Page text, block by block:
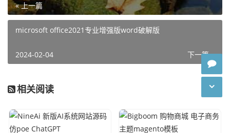
« 上一篇
microsoft office2021专业增强版word破解版
下一篇 »
2024-02-04
相关阅读